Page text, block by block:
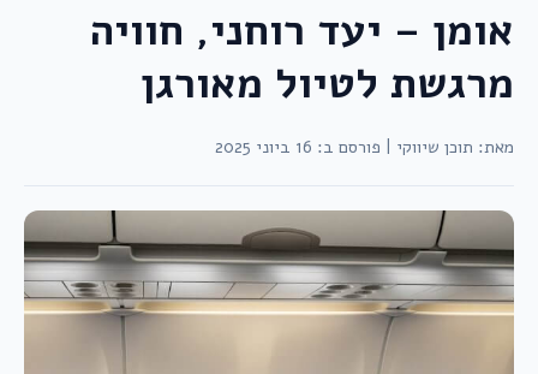
אומן – יעד רוחני, חוויה
מרגשת לטיול מאורגן
מאת: תוכן שיווקי פורסם ב: 16 ביוני 2025